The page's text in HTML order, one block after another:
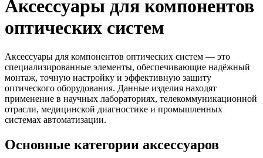
Аксессуары для компонентов
оптических систем
Аксессуары для компонентов оптических систем — это
специализированные элементы, обеспечивающие надёжный
монтаж, точную настройку и эффективную защиту
оптического оборудования. Данные изделия находят
применение в научных лабораториях, телекоммуникационной
отрасли, медицинской диагностике и промышленных
системах автоматизации.
Основные категории аксессуаров